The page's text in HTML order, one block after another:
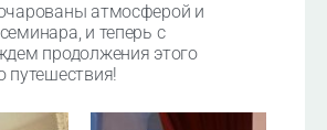
атмосферой и
и теперь с
продолжения этого
путешествия!